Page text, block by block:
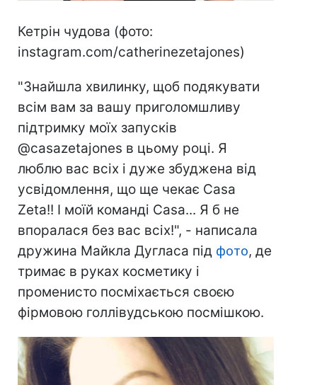
Кетрін чудова (фото:
instagram.com/catherinezetajones)
"Знайшла хвилинку, щоб подякувати
всім вам за вашу приголомшливу
підтримку моїх запусків
@casazetajones в цьому році. Я
люблю вас всіх і дуже збуджена від
усвідомлення, що ще чекає Casa
Zeta!! І моїй команді Casa... Я б не
впоралася без вас всіх!", - написала
дружина Майкла Дугласа під фото, де
тримає в руках косметику і
променисто посміхається своєю
фірмовою голлівудською посмішкою.